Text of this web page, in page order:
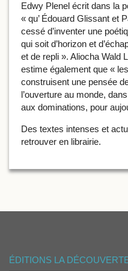
Edwy Plenel écrit dans la
« qu’ Édouard Glissant et
cessé d’inventer une
qui soit d’horizon et
et de repli ». Aliocha Wald
estime également que «
construisent une pensée
l’ouverture au monde,
aux dominations, pour
Des textes intenses et
retrouver en librairie.
ÉDITIONS LA